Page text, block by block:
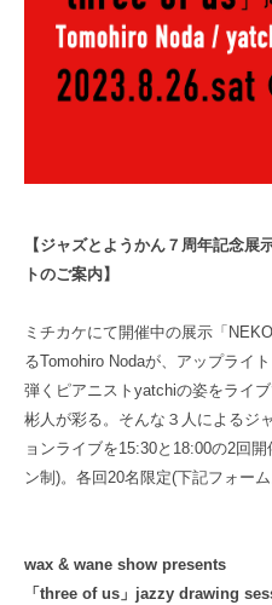
【ジャズとようかん７周年記念
トのご案内】
ミチカケにて開催中の展示「
るTomohiro Nodaが、アップライ
弾くピアニストyatchiの姿をライ
彬人が彩る。そんな３人によるジ
ョンライブを15:30と18:00の2回
ン制)。各回20名限定(下記フォーム
wax & wane show presents
「three of us」jazzy drawing